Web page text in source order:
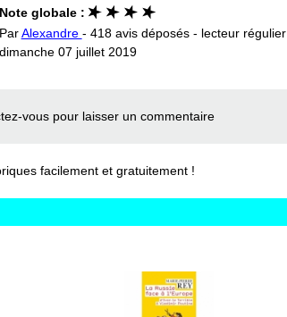
Note globale :
ParAlexandre - 418 avis déposés - lecteur régulier
dimanche 07 juillet 2019
vous pour laisser un commentaire
facilement et gratuitement !